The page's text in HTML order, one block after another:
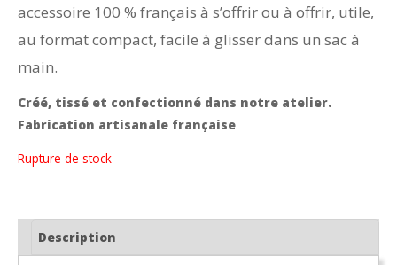
accessoire 100 % français à s’offrir ou à offrir, utile,
au format compact, facile à glisser dans un sac à
main.
Créé, tissé et confectionné dans notre atelier.
Fabrication artisanale française
Rupture de stock
Description